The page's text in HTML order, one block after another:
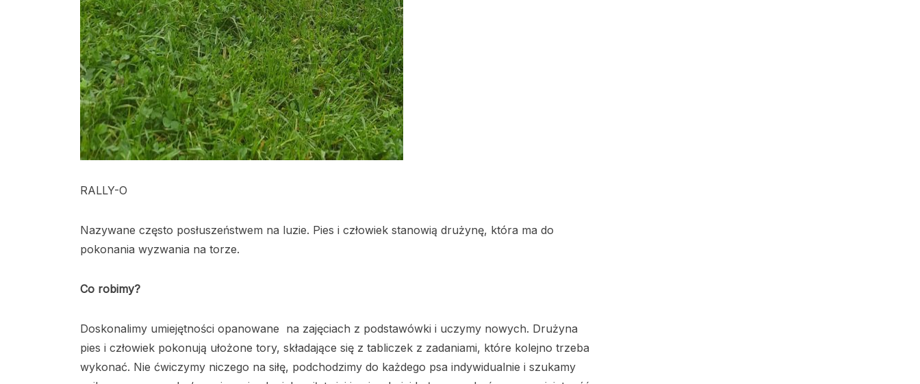
RALLY-O
Nazywane często posłuszeństwem na luzie. Pies i człowiek stanowią drużynę, która ma do
pokonania wyzwania na torze.
Co robimy?
Doskonalimy umiejętności opanowane na zajęciach z podstawówki i uczymy nowych. Drużyna
pies i człowiek pokonują ułożone tory, składające się z tabliczek z zadaniami, które kolejno trzeba
wykonać. Nie ćwiczymy niczego na siłę, podchodzimy do każdego psa indywidualnie i szukamy